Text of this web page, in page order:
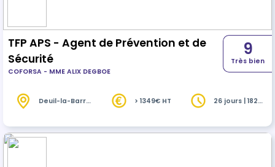
TFP APS - Agent de Prévention et de
Sécurité
COFORSA - MME ALIX DEGBOE
9
Très bien
Deuil-la-Barre
> 1349€ HT
26 jours | 182